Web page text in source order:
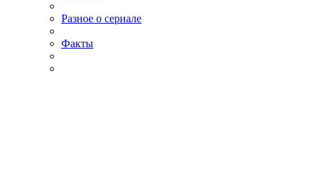
Разное о сериале
Факты